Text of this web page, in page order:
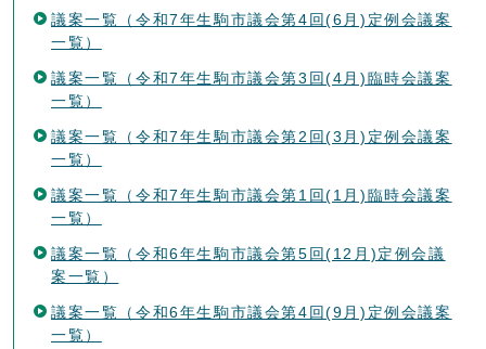
議案一覧（令和7年生駒市議会第4回(6月)定例会議案
一覧）
議案一覧（令和7年生駒市議会第3回(4月)臨時会議案
一覧）
議案一覧（令和7年生駒市議会第2回(3月)定例会議案
一覧）
議案一覧（令和7年生駒市議会第1回(1月)臨時会議案
一覧）
議案一覧（令和6年生駒市議会第5回(12月)定例会議
案一覧）
議案一覧（令和6年生駒市議会第4回(9月)定例会議案
一覧）